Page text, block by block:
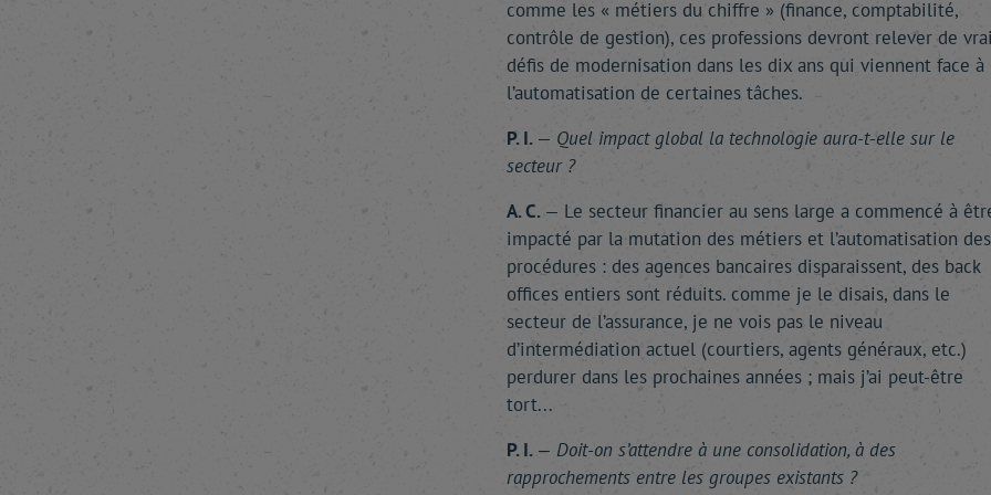
comme les « métiers du chiffre » (finance, comptabilité,
contrôle de gestion), ces professions devront relever de
défis de modernisation dans les dix ans qui viennent face à
l’automatisation de certaines tâches.
P. I. — Quel impact global la technologie aura-t-elle sur le
secteur ?
A. C. — Le secteur financier au sens large a commencé à
impacté par la mutation des métiers et l’automatisation des
procédures : des agences bancaires disparaissent, des back
offices entiers sont réduits. comme je le disais, dans le
secteur de l’assurance, je ne vois pas le niveau
d’intermédiation actuel (courtiers, agents généraux, etc.)
perdurer dans les prochaines années ; mais j’ai peut-être
tort...
P. I. — Doit-on s’attendre à une consolidation, à des
rapprochements entre les groupes existants ?